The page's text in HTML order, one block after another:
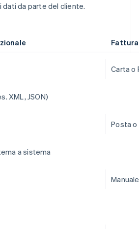
da parte del cliente.
Carta o
XML, JSON)
Posta o
a sistema